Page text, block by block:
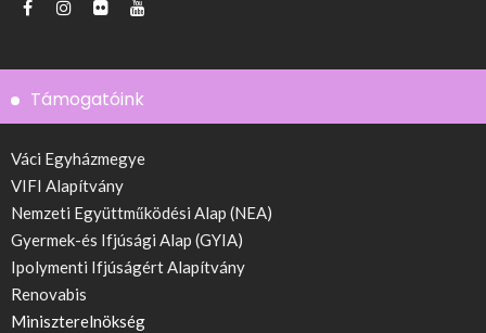
Támogatóink
Váci Egyházmegye
VIFI Alapítvány
Nemzeti Együttműködési Alap (NEA)
Gyermek-és Ifjúsági Alap (GYIA)
Ipolymenti Ifjúságért Alapítvány
Renovabis
Miniszterelnökség